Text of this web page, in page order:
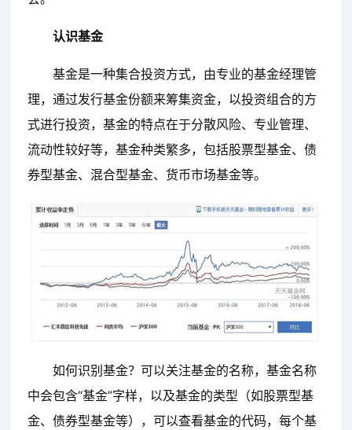
认识基金
基金是一种集合投资方式，由专业的基金经理管
理，通过发行基金份额来筹集资金，以投资组合的方
式进行投资，基金的特点在于分散风险、专业管理、
流动性较好等，基金种类繁多，包括股票型基金、债
券型基金、混合型基金、货币市场基金等。
如何识别基金？可以关注基金的名称，基金名称
中会包含“基金”字样，以及基金的类型（如股票型基
金、债券型基金等），可以查看基金的代码，每个基